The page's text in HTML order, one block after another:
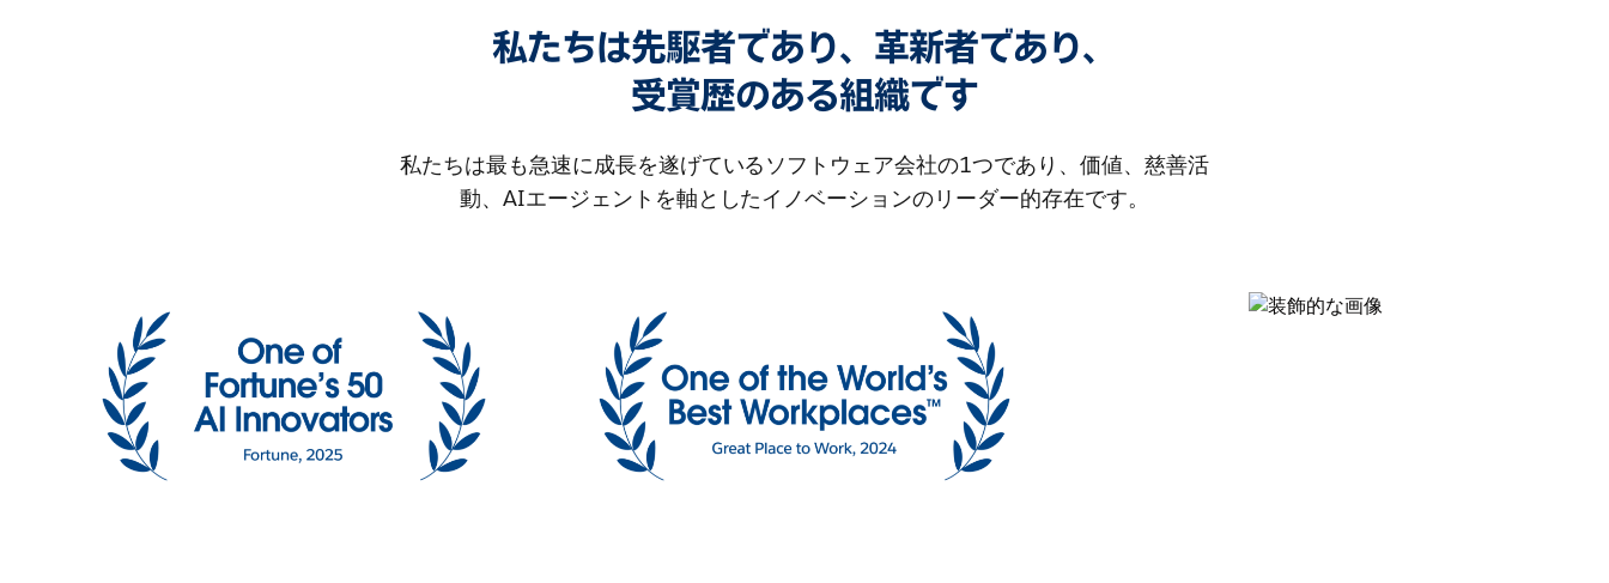
私たちは先駆者であり、革新者であり、
受賞歴のある組織です
私たちは最も急速に成長を遂げているソフトウェア会社の1つであり、価値、慈善活
動、AIエージェントを軸としたイノベーションのリーダー的存在です。